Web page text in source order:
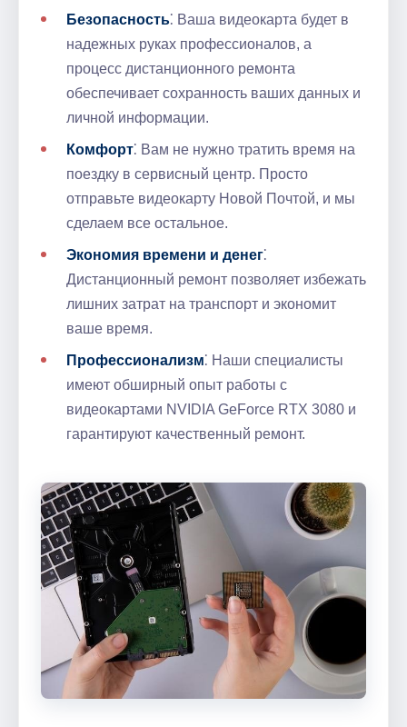
Безопасность⁚ Ваша видеокарта будет в
надежных руках профессионалов, а
процесс дистанционного ремонта
обеспечивает сохранность ваших данных и
личной информации.
Комфорт⁚ Вам не нужно тратить время на
поездку в сервисный центр. Просто
отправьте видеокарту Новой Почтой, и мы
сделаем все остальное.
Экономия времени и денег⁚
Дистанционный ремонт позволяет избежать
лишних затрат на транспорт и экономит
ваше время.
Профессионализм⁚ Наши специалисты
имеют обширный опыт работы с
видеокартами NVIDIA GeForce RTX 3080 и
гарантируют качественный ремонт.